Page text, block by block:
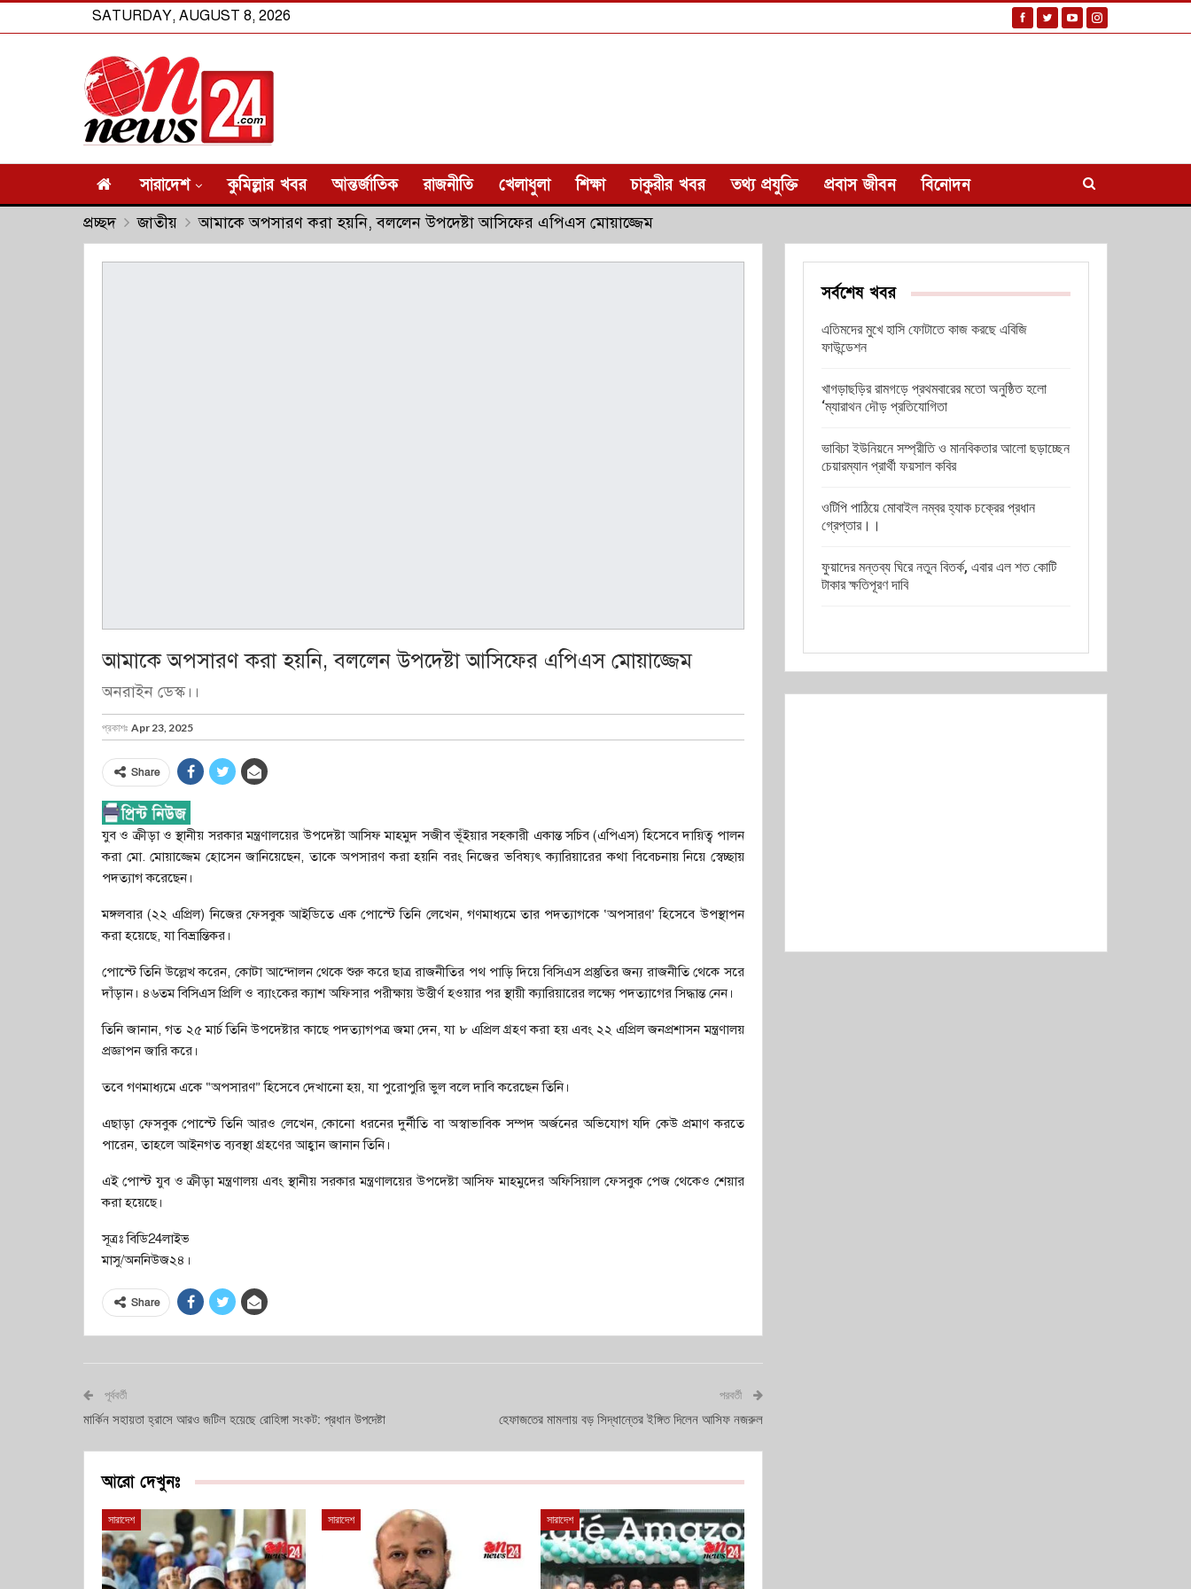
SATURDAY, AUGUST 8, 2026
সারাদেশ কুমিল্লার খবর আন্তর্জাতিক রাজনীতি খেলাধুলা শিক্ষা চাকুরীর খবর তথ্য প্রযুক্তি প্রবাস জীবন বিনোদন
প্রচ্ছদ জাতীয় আমাকে অপসারণ করা হয়নি, বললেন উপদেষ্টা আসিফের এপিএস মোয়াজ্জেম
আমাকে অপসারণ করা হয়নি, বললেন উপদেষ্টা আসিফের এপিএস মোয়াজ্জেম
অনরাইন ডেস্ক।।
প্রকাশঃ Apr 23, 2025
Share
যুব ও ক্রীড়া ও স্থানীয় সরকার মন্ত্রণালয়ের উপদেষ্টা আসিফ মাহমুদ সজীব ভূঁইয়ার সহকারী একান্ত সচিব (এপিএস) হিসেবে দায়িত্ব পালন
করা মো. মোয়াজ্জেম হোসেন জানিয়েছেন, তাকে অপসারণ করা হয়নি বরং নিজের ভবিষ্যৎ ক্যারিয়ারের কথা বিবেচনায় নিয়ে স্বেচ্ছায়
পদত্যাগ করেছেন।
মঙ্গলবার (২২ এপ্রিল) নিজের ফেসবুক আইডিতে এক পোস্টে তিনি লেখেন, গণমাধ্যমে তার পদত্যাগকে ‘অপসারণ’ হিসেবে উপস্থাপন
করা হয়েছে, যা বিভ্রান্তিকর।
পোস্টে তিনি উল্লেখ করেন, কোটা আন্দোলন থেকে শুরু করে ছাত্র রাজনীতির পথ পাড়ি দিয়ে বিসিএস প্রস্তুতির জন্য রাজনীতি থেকে সরে
দাঁড়ান। ৪৬তম বিসিএস প্রিলি ও ব্যাংকের ক্যাশ অফিসার পরীক্ষায় উত্তীর্ণ হওয়ার পর স্থায়ী ক্যারিয়ারের লক্ষ্যে পদত্যাগের সিদ্ধান্ত নেন।
তিনি জানান, গত ২৫ মার্চ তিনি উপদেষ্টার কাছে পদত্যাগপত্র জমা দেন, যা ৮ এপ্রিল গ্রহণ করা হয় এবং ২২ এপ্রিল জনপ্রশাসন মন্ত্রণালয়
প্রজ্ঞাপন জারি করে।
তবে গণমাধ্যমে একে “অপসারণ” হিসেবে দেখানো হয়, যা পুরোপুরি ভুল বলে দাবি করেছেন তিনি।
এছাড়া ফেসবুক পোস্টে তিনি আরও লেখেন, কোনো ধরনের দুর্নীতি বা অস্বাভাবিক সম্পদ অর্জনের অভিযোগ যদি কেউ প্রমাণ করতে
পারেন, তাহলে আইনগত ব্যবস্থা গ্রহণের আহ্বান জানান তিনি।
এই পোস্ট যুব ও ক্রীড়া মন্ত্রণালয় এবং স্থানীয় সরকার মন্ত্রণালয়ের উপদেষ্টা আসিফ মাহমুদের অফিসিয়াল ফেসবুক পেজ থেকেও শেয়ার
করা হয়েছে।
সূত্রঃ বিডি24লাইভ
মাসু/অননিউজ২৪।
Share
পূর্ববর্তী
মার্কিন সহায়তা হ্রাসে আরও জটিল হয়েছে রোহিঙ্গা সংকট: প্রধান উপদেষ্টা
পরবর্তী
হেফাজতের মামলায় বড় সিদ্ধান্তের ইঙ্গিত দিলেন আসিফ নজরুল
আরো দেখুনঃ
সারাদেশ সারাদেশ সারাদেশ
সর্বশেষ খবর
এতিমদের মুখে হাসি ফোটাতে কাজ করছে এবিজি
ফাউন্ডেশন
খাগড়াছড়ির রামগড়ে প্রথমবারের মতো অনুষ্ঠিত হলো
‘ম্যারাথন দৌড় প্রতিযোগিতা
ভাবিচা ইউনিয়নে সম্প্রীতি ও মানবিকতার আলো ছড়াচ্ছেন
চেয়ারম্যান প্রার্থী ফয়সাল কবির
ওটিপি পাঠিয়ে মোবাইল নম্বর হ্যাক চক্রের প্রধান
গ্রেপ্তার।।
ফুয়াদের মন্তব্য ঘিরে নতুন বিতর্ক, এবার এল শত কোটি
টাকার ক্ষতিপূরণ দাবি